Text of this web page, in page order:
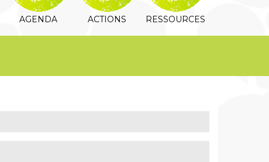
AGENDA ACTIONS RESSOURCES